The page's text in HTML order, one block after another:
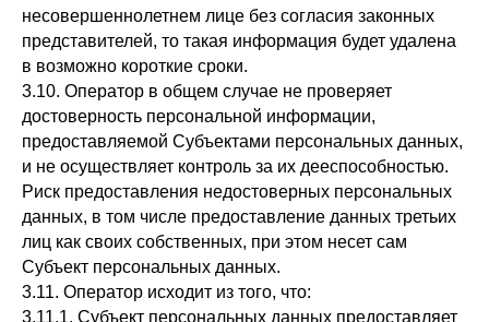
несовершеннолетнем лице без согласия законных
представителей, то такая информация будет удалена
в возможно короткие сроки.
3.10. Оператор в общем случае не проверяет
достоверность персональной информации,
предоставляемой Субъектами персональных данных,
и не осуществляет контроль за их дееспособностью.
Риск предоставления недостоверных персональных
данных, в том числе предоставление данных третьих
лиц как своих собственных, при этом несет сам
Субъект персональных данных.
3.11. Оператор исходит из того, что:
3.11.1. Субъект персональных данных предоставляет